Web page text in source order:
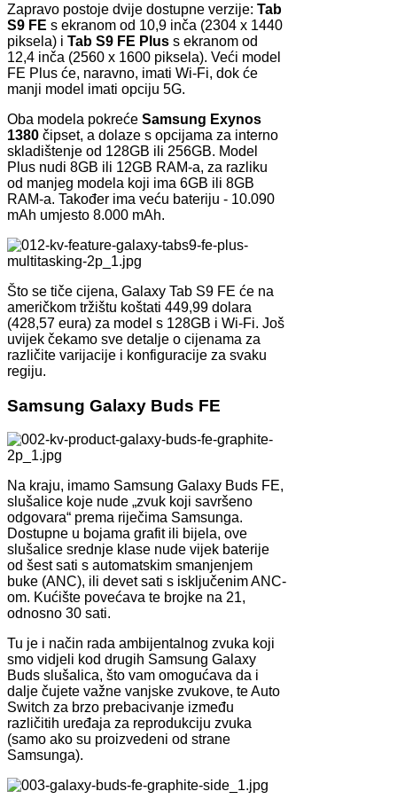
Zapravo postoje dvije dostupne verzije: Tab
S9 FE s ekranom od 10,9 inča (2304 x 1440
piksela) i Tab S9 FE Plus s ekranom od
12,4 inča (2560 x 1600 piksela). Veći model
FE Plus će, naravno, imati Wi-Fi, dok će
manji model imati opciju 5G.
Oba modela pokreće Samsung Exynos
1380 čipset, a dolaze s opcijama za interno
skladištenje od 128GB ili 256GB. Model
Plus nudi 8GB ili 12GB RAM-a, za razliku
od manjeg modela koji ima 6GB ili 8GB
RAM-a. Također ima veću bateriju - 10.090
mAh umjesto 8.000 mAh.
Što se tiče cijena, Galaxy Tab S9 FE će na
američkom tržištu koštati 449,99 dolara
(428,57 eura) za model s 128GB i Wi-Fi. Još
uvijek čekamo sve detalje o cijenama za
različite varijacije i konfiguracije za svaku
regiju.
Samsung Galaxy Buds FE
Na kraju, imamo Samsung Galaxy Buds FE,
slušalice koje nude „zvuk koji savršeno
odgovara“ prema riječima Samsunga.
Dostupne u bojama grafit ili bijela, ove
slušalice srednje klase nude vijek baterije
od šest sati s automatskim smanjenjem
buke (ANC), ili devet sati s isključenim ANC-
om. Kućište povećava te brojke na 21,
odnosno 30 sati.
Tu je i način rada ambijentalnog zvuka koji
smo vidjeli kod drugih Samsung Galaxy
Buds slušalica, što vam omogućava da i
dalje čujete važne vanjske zvukove, te Auto
Switch za brzo prebacivanje između
različitih uređaja za reprodukciju zvuka
(samo ako su proizvedeni od strane
Samsunga).